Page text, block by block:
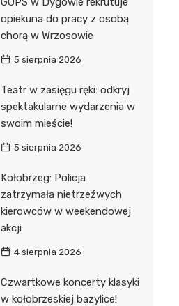
opiekuna do pracy z osobą
chorą w Wrzosowie
5 sierpnia 2026
Teatr w zasięgu ręki: odkryj
spektakularne wydarzenia w
swoim mieście!
5 sierpnia 2026
Kołobrzeg: Policja
zatrzymała nietrzeźwych
kierowców w weekendowej
akcji
4 sierpnia 2026
Czwartkowe koncerty klasyki
w kołobrzeskiej bazylice!